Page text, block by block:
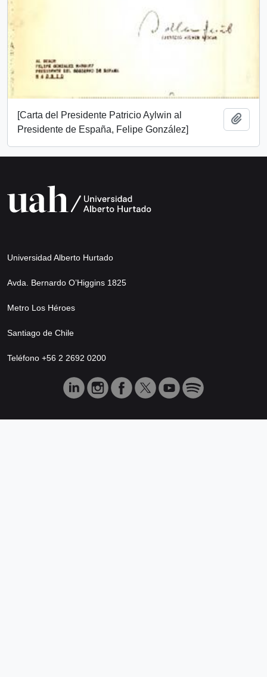
[Carta del Presidente Patricio Aylwin al
Presidente de España, Felipe González]
Universidad Alberto Hurtado
Avda. Bernardo O’Higgins 1825
Metro Los Héroes
Santiago de Chile
Teléfono +56 2 2692 0200